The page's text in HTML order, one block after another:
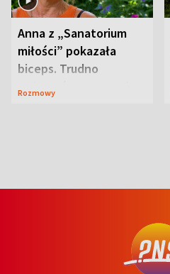
Anna z „Sanatorium
miłości” pokazała
biceps. Trudno
uwierzyć, co przeszła
Rozmowy